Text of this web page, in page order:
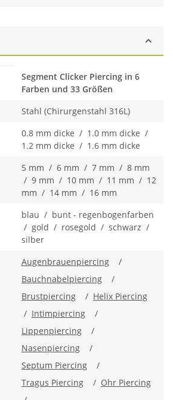
Segment Clicker Piercing in 6
Farben und 33 Größen
Stahl (Chirurgenstahl 316L)
0.8 mm dicke / 1.0 mm dicke /
1.2 mm dicke / 1.6 mm dicke
5 mm / 6 mm / 7 mm / 8 mm
/ 9 mm / 10 mm / 11 mm / 12
mm / 14 mm / 16 mm
blau / bunt - regenbogenfarben
/ gold / rosegold / schwarz /
silber
Augenbrauenpiercing
/
Bauchnabelpiercing
/
Brustpiercing
/ Helix Piercing
/ Intimpiercing
/
Lippenpiercing
/
Nasenpiercing
/
Septum Piercing
/
Tragus Piercing
/ Ohr Piercing